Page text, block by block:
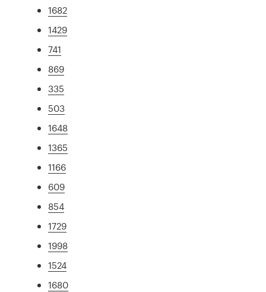
1682
1429
741
869
335
503
1648
1365
1166
609
854
1729
1998
1524
1680